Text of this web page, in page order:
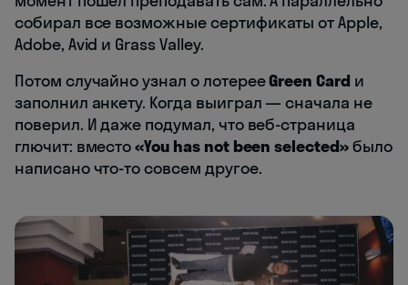
собирал все возможные сертификаты от Apple,
Adobe, Avid и Grass Valley.
Потом случайно узнал о лотерееGreen Card и
заполнил анкету. Когда выиграл — сначала не
поверил. И даже подумал, что веб-страница
глючит: вместо«You has not been selected»было
написано что-то совсем другое.